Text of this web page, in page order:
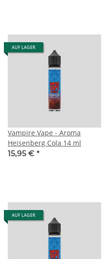
AUF LAGER
Vampire Vape - Aroma
Heisenberg Cola 14 ml
15,95 € *
AUF LAGER